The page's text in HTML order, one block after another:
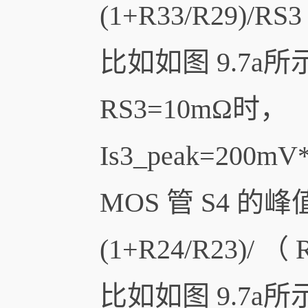
(1+R33/R29)/RS3
比如如图 9.7a所
RS3=10mΩ时，
MOS 管 S4 的峰
(1+R24/R23)/ （
比如如图 9.7a所